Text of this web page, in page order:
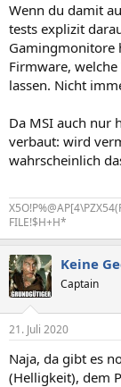
Wenn du damit
tests explizit
Gamingmonitore
Firmware,
lassen. Nicht
Da MSI auch nur
verbaut: wird
wahrscheinlich
FILE!$H+H*
Keine
Captain
21. Juli 2020
Naja, da gibt es
(Helligkeit), dem